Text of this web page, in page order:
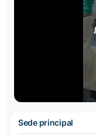
Sede principal